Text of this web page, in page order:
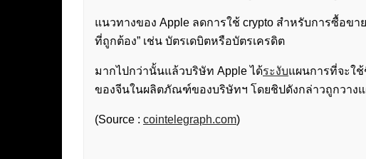
แนวทางของ Apple ลดการใช้ crypto สำหรับการซื้อข
ที่ถูกต้อง” เช่น บัตรเดบิตหรือบัตรเครดิต
มากไปกว่านั้นแล้วบริษัท Apple ได้ระงับแผนการที่จะใช้
ของจีนในผลิตภัณฑ์ของบริษัทฯ โดยชิปดังกล่าวถูกวาง
(Source : cointelegraph.com)